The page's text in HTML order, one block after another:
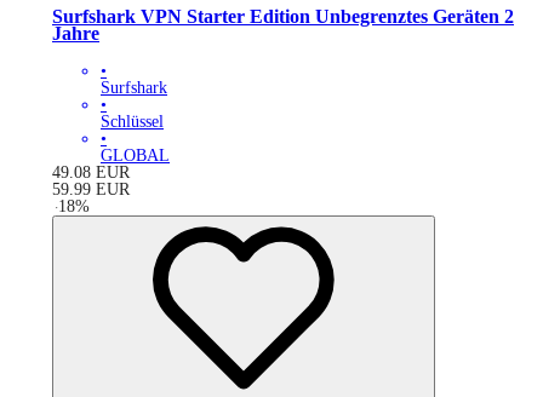
Surfshark VPN Starter Edition Unbegrenztes Geräten 2
Jahre
•
Surfshark
•
Schlüssel
•
GLOBAL
49.08 EUR
59.99 EUR
-18%